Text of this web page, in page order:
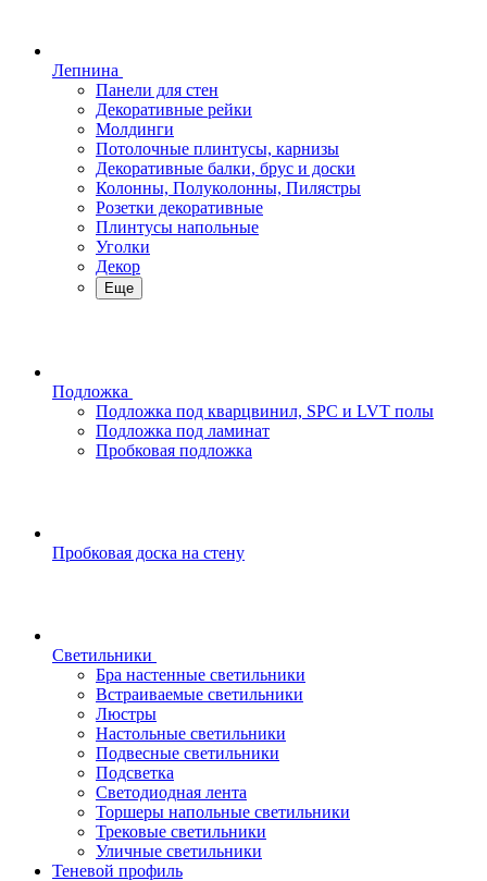
Лепнина
Панели для стен
Декоративные рейки
Молдинги
Потолочные плинтусы, карнизы
Декоративные балки, брус и доски
Колонны, Полуколонны, Пилястры
Розетки декоративные
Плинтусы напольные
Уголки
Декор
Еще
Подложка
Подложка под кварцвинил, SPC и LVT полы
Подложка под ламинат
Пробковая подложка
Пробковая доска на стену
Светильники
Бра настенные светильники
Встраиваемые светильники
Люстры
Настольные светильники
Подвесные светильники
Подсветка
Светодиодная лента
Торшеры напольные светильники
Трековые светильники
Уличные светильники
Теневой профиль